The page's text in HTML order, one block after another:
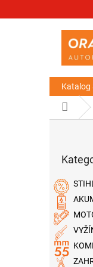
Katalog
Domů
a
n
p
a